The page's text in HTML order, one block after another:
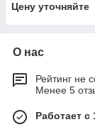
Цену уточняйте
О нас
Рейтинг не
Менее 5
Работает с